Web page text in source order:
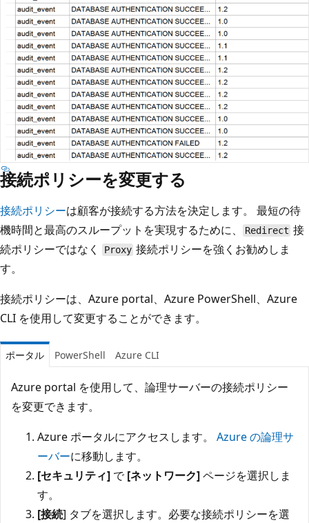
接続ポリシーを変更する
接続ポリシーは顧客が接続する方法を決定します。 最短の待
機時間と最高のスループットを実現するために、
Redirect 接
続ポリシーではなく
Proxy 接続ポリシーを強くお勧めしま
す。
接続ポリシーは、Azure portal、Azure PowerShell、Azure
CLI を使用して変更することができます。
ポータル PowerShell Azure CLI
Azure portal を使用して、論理サーバーの接続ポリシー
を変更できます。
Azure ポータルにアクセスします。 Azure の論理サ
ーバーに移動します。
[セキュリティ] で[ネットワーク]ページを選択しま
す。
[接続] タブを選択します。必要な接続ポリシーを選